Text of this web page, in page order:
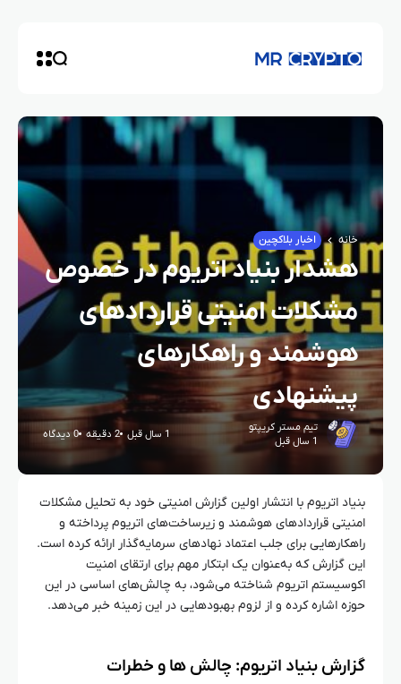
خانه اخبار بلاکچین
هشدار بنیاد اتریوم در خصوص
مشکلات امنیتی قراردادهای
هوشمند و راهکارهای
پیشنهادی
تیم مستر کریپتو
1 سال قبل
1 سال قبل 2 دقیقه 0 دیدگاه
بنیاد اتریوم با انتشار اولین گزارش امنیتی خود به تحلیل مشکلات
امنیتی قراردادهای هوشمند و زیرساخت‌های اتریوم پرداخته و
راهکارهایی برای جلب اعتماد نهادهای سرمایه‌گذار ارائه کرده است.
این گزارش که به‌عنوان یک ابتکار مهم برای ارتقای امنیت
اکوسیستم اتریوم شناخته می‌شود، به چالش‌های اساسی در این
حوزه اشاره کرده و از لزوم بهبودهایی در این زمینه خبر می‌دهد.
گزارش بنیاد اتریوم: چالش‌ ها و خطرات